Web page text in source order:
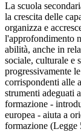
La scuola
la crescita delle
organizza e
l'approfondimento
abilità, anche in
sociale, culturale e
progressivamente
corrispondenti alle
strumenti adeguati
formazione -
europea - aiuta a
formazione (Legge